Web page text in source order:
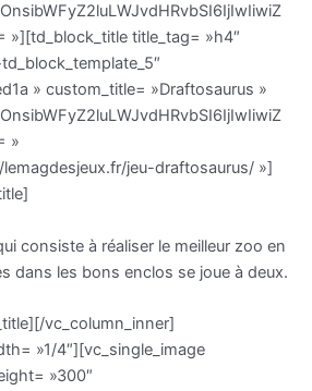
»][td_block_title title_tag= »h4″
» custom_title= »Draftosaurus »
»
jeu-draftosaurus/ »]
consiste à réaliser le meilleur zoo en
dans les bons enclos se joue à deux.
vc_column_inner]
»1/4″][vc_single_image
»300″